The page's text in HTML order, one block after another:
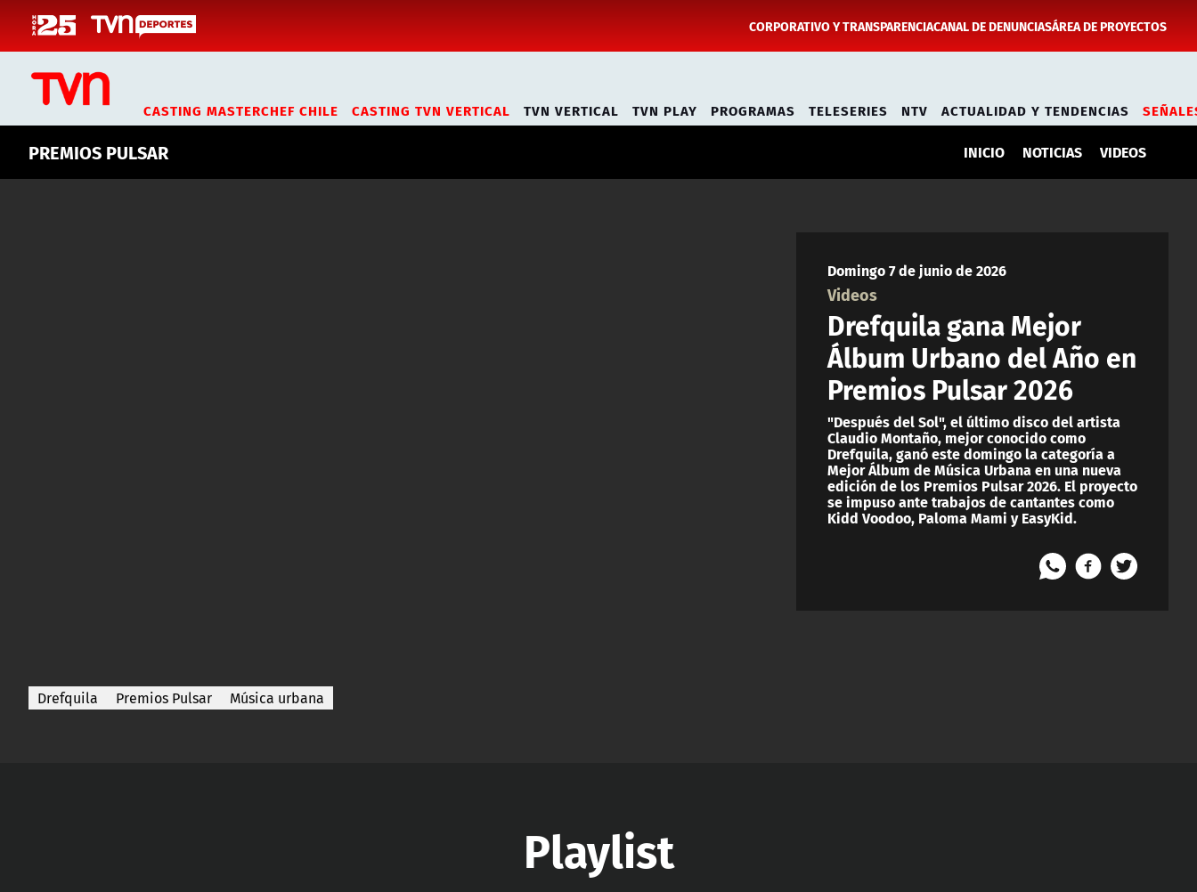
CORPORATIVO Y TRANSPARENCIACANAL DE DENUNCIASÁREA DE PROYECTOS
CASTING MASTERCHEF CHILE CASTING TVN VERTICAL TVN VERTICAL TVN PLAY PROGRAMAS TELESERIES NTV ACTUALIDAD Y TENDENCIAS
PREMIOS PULSAR
#PremiosPulsarEnTVN
PREMIOS PULSAR INICIO NOTICIAS VIDEOS
Domingo 7 de junio de 2026
Videos
Drefquila gana Mejor
Álbum Urbano del Año en
Premios Pulsar 2026
"Después del Sol", el último disco del artista
Claudio Montaño, mejor conocido como
Drefquila, ganó este domingo la categoría a
Mejor Álbum de Música Urbana en una nueva
edición de los Premios Pulsar 2026. El proyecto
se impuso ante trabajos de cantantes como
Kidd Voodoo, Paloma Mami y EasyKid.
Drefquila Premios Pulsar Música urbana
Playlist